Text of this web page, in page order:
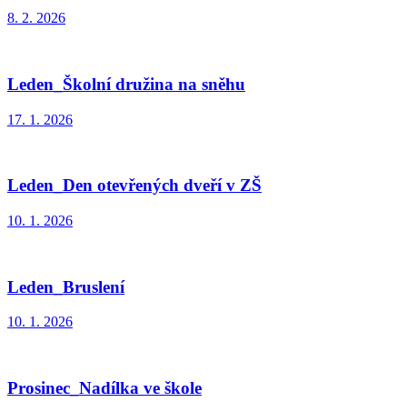
8. 2. 2026
Leden_Školní družina na sněhu
17. 1. 2026
Leden_Den otevřených dveří v ZŠ
10. 1. 2026
Leden_Bruslení
10. 1. 2026
Prosinec_Nadílka ve škole